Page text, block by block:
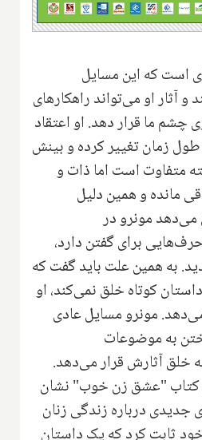
است که این مسایل
آثار او می‌تواند راهکارهای
چشم ما قرار دهد. او اعتقاد
زمان تغییر کرده و بینش
متفاوت است اما ذات و
مانده و همین دلیل
مونرو در
برای گفتن دارد،
به همین علت باید گفت که
کوتاه خلق نمی‌کند، او
مونرو مسایل عادی
به موضوعات
خلق آثارش قرار می‌دهد.
کتاب "عشق زن خوب" نشان
درباره زندگی زنان